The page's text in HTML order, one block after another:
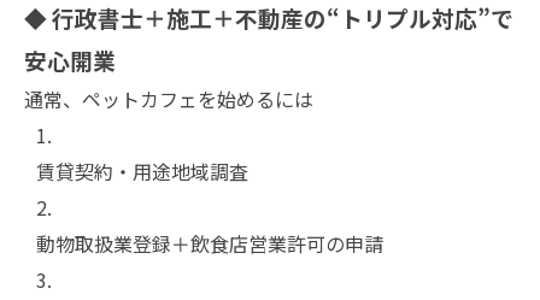
◆ 行政書士＋施工＋不動産の“トリプル対応”で
安心開業
通常、ペットカフェを始めるには
賃貸契約・用途地域調査
動物取扱業登録＋飲食店営業許可の申請